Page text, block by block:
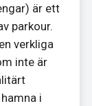
är ett
parkour.
verkliga
inte är
i